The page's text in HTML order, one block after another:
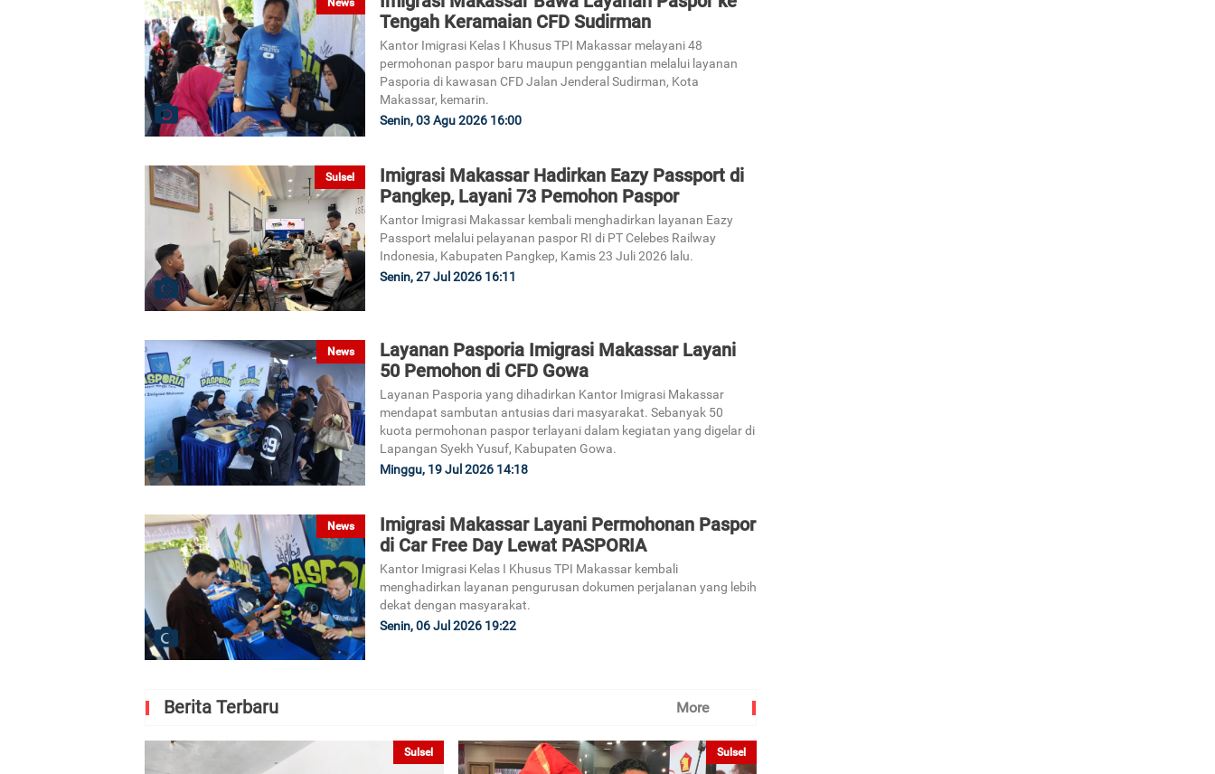
News
Tengah Keramaian CFD Sudirman
Kantor Imigrasi Kelas I Khusus TPI Makassar melayani 48
permohonan paspor baru maupun penggantian melalui layanan
Pasporia di kawasan CFD Jalan Jenderal Sudirman, Kota
Makassar, kemarin.
Senin, 03 Agu 2026 16:00
Sulsel
Imigrasi Makassar Hadirkan Eazy Passport di
Pangkep, Layani 73 Pemohon Paspor
Kantor Imigrasi Makassar kembali menghadirkan layanan Eazy
Passport melalui pelayanan paspor RI di PT Celebes Railway
Indonesia, Kabupaten Pangkep, Kamis 23 Juli 2026 lalu.
Senin, 27 Jul 2026 16:11
News
Layanan Pasporia Imigrasi Makassar Layani
50 Pemohon di CFD Gowa
Layanan Pasporia yang dihadirkan Kantor Imigrasi Makassar
mendapat sambutan antusias dari masyarakat. Sebanyak 50
kuota permohonan paspor terlayani dalam kegiatan yang digelar di
Lapangan Syekh Yusuf, Kabupaten Gowa.
Minggu, 19 Jul 2026 14:18
News
Imigrasi Makassar Layani Permohonan Paspor
di Car Free Day Lewat PASPORIA
Kantor Imigrasi Kelas I Khusus TPI Makassar kembali
menghadirkan layanan pengurusan dokumen perjalanan yang lebih
dekat dengan masyarakat.
Senin, 06 Jul 2026 19:22
Berita Terbaru More
Sulsel Sulsel